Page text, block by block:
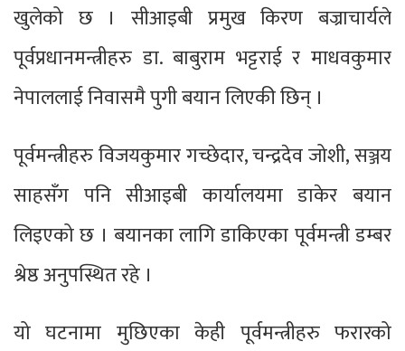
खुलेको छ । सीआइबी प्रमुख किरण बज्राचार्यले
पूर्वप्रधानमन्त्रीहरु डा. बाबुराम भट्टराई र माधवकुमार
नेपाललाई निवासमै पुगी बयान लिएकी छिन् ।
पूर्वमन्त्रीहरु विजयकुमार गच्छेदार, चन्द्रदेव जोशी, सञ्जय
साहसँग पनि सीआइबी कार्यालयमा डाकेर बयान
लिइएको छ । बयानका लागि डाकिएका पूर्वमन्त्री डम्बर
श्रेष्ठ अनुपस्थित रहे ।
यो घटनामा मुछिएका केही पूर्वमन्त्रीहरु फरारको